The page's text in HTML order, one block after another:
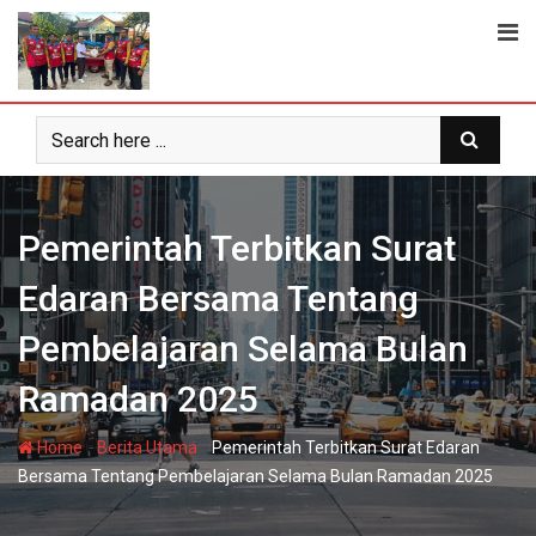
Skip
content
Pemerintah Terbitkan Surat
Edaran Bersama Tentang
Pembelajaran Selama Bulan
Ramadan 2025
Home-Berita Utama -Pemerintah Terbitkan Surat Edaran
Bersama Tentang Pembelajaran Selama Bulan Ramadan 2025